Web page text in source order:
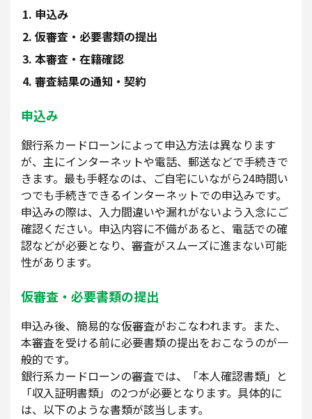
申込み
仮審査・必要書類の提出
本審査・在籍確認
審査結果の通知・契約
申込み
銀行系カードローンによって申込方法は異なります
が、主にインターネットや電話、郵送などで手続きで
きます。最も手軽なのは、ご自宅にいながら24時間い
つでも手続きできるインターネットでの申込みです。
申込みの際は、入力間違いや漏れがないよう入念にご
確認ください。申込内容に不備があると、電話での確
認などが必要となり、審査がスムーズに進まない可能
性があります。
仮審査・必要書類の提出
申込み後、簡易的な仮審査がおこなわれます。また、
本審査を受ける前に必要書類の提出をおこなうのが一
般的です。
銀行系カードローンの審査では、「本人確認書類」と
「収入証明書類」の2つが必要となります。具体的に
は、以下のような書類が該当します。